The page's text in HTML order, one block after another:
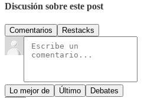
Discusión sobre este post
Comentarios Restacks
Lo mejor de Último Debates